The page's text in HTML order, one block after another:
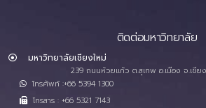
ติดต่อมหาวิทยาลัย
มหาวิทยาลัยเชียงใหม่
239 ถนนห้วยแก้ว ต.สุเทพ อ.เมือง จ.เชีย
โทรศัพท์ :+66 5394 1300
โทรสาร : +66 5321 7143